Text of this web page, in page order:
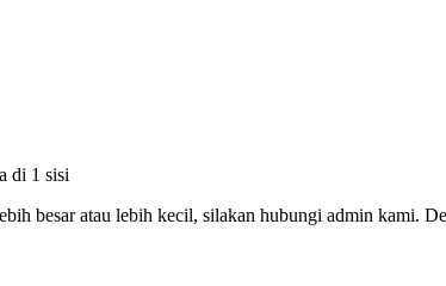
di 1 sisi
besar atau lebih kecil, silakan hubungi admin kami.